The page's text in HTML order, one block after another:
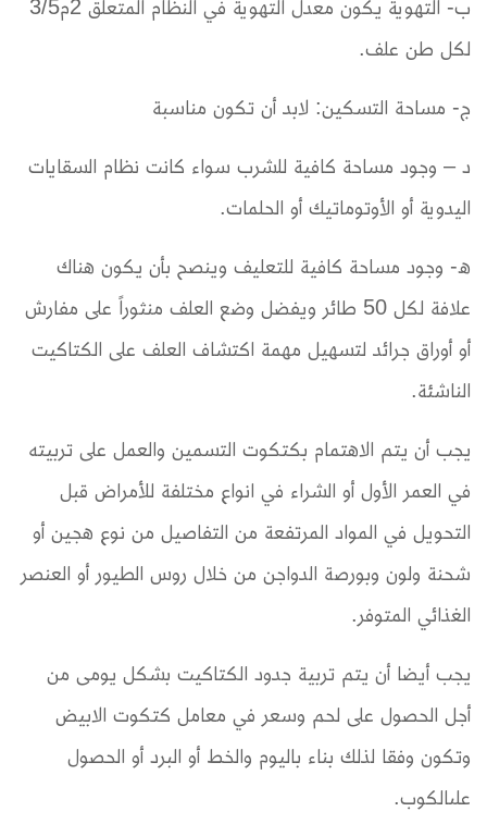
ب- التهوية يكون معدل التهوية في النظام المتعلق 2م3/5
لكل طن علف.
ج- مساحة التسكين: لابد أن تكون مناسبة
د – وجود مساحة كافية للشرب سواء كانت نظام السقايات
اليدوية أو الأوتوماتيك أو الحلمات.
ه- وجود مساحة كافية للتعليف وينصح بأن يكون هناك
علافة لكل 50 طائر ويفضل وضع العلف منثوراً على مفارش
أو أوراق جرائد لتسهيل مهمة اكتشاف العلف على الكتاكيت
الناشئة.
يجب أن يتم الاهتمام بكتكوت التسمين والعمل على تربيته
في العمر الأول أو الشراء في انواع مختلفة للأمراض قبل
التحويل في المواد المرتفعة من التفاصيل من نوع هجين أو
شحنة ولون وبورصة الدواجن من خلال روس الطيور أو العنصر
الغذائي المتوفر.
يجب أيضا أن يتم تربية جدود الكتاكيت بشكل يومى من
أجل الحصول على لحم وسعر في معامل كتكوت الابيض
وتكون وفقا لذلك بناء باليوم والخط أو البرد أو الحصول
علىالكوب.